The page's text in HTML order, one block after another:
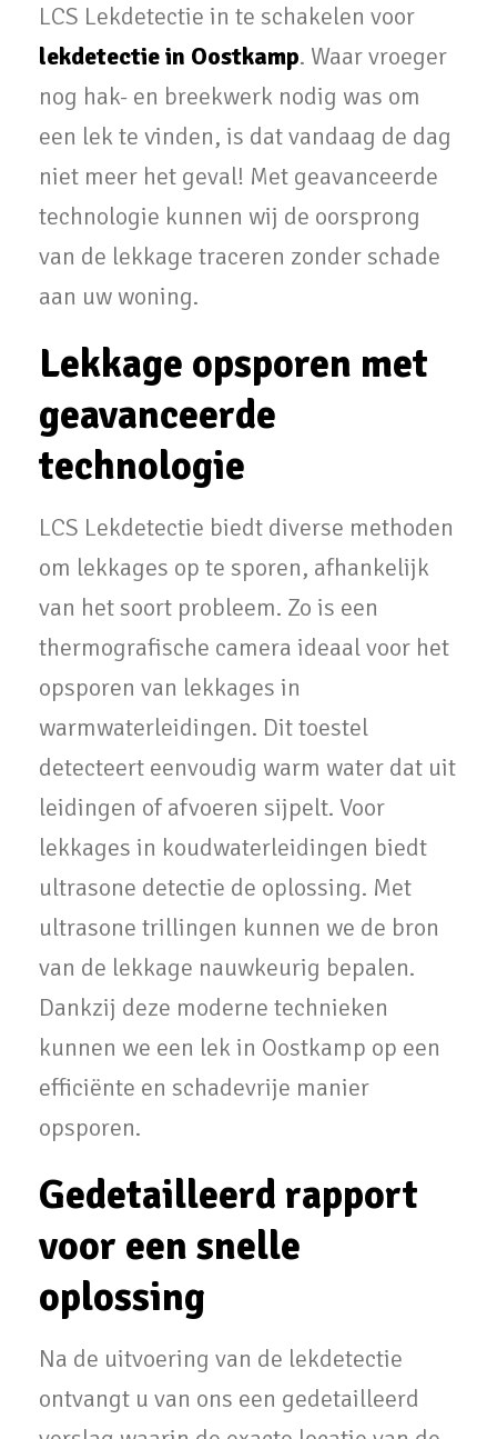
LCS Lekdetectie in te schakelen voor
lekdetectie in Oostkamp. Waar vroeger
nog hak- en breekwerk nodig was om
een lek te vinden, is dat vandaag de dag
niet meer het geval! Met geavanceerde
technologie kunnen wij de oorsprong
van de lekkage traceren zonder schade
aan uw woning.
Lekkage opsporen met
geavanceerde
technologie
LCS Lekdetectie biedt diverse methoden
om lekkages op te sporen, afhankelijk
van het soort probleem. Zo is een
thermografische camera ideaal voor het
opsporen van lekkages in
warmwaterleidingen. Dit toestel
detecteert eenvoudig warm water dat uit
leidingen of afvoeren sijpelt. Voor
lekkages in koudwaterleidingen biedt
ultrasone detectie de oplossing. Met
ultrasone trillingen kunnen we de bron
van de lekkage nauwkeurig bepalen.
Dankzij deze moderne technieken
kunnen we een lek in Oostkamp op een
efficiënte en schadevrije manier
opsporen.
Gedetailleerd rapport
voor een snelle
oplossing
Na de uitvoering van de lekdetectie
ontvangt u van ons een gedetailleerd